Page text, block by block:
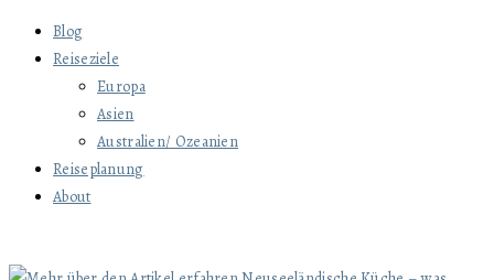
Blog
Reiseziele
Europa
Asien
Australien/ Ozeanien
Reiseplanung
About